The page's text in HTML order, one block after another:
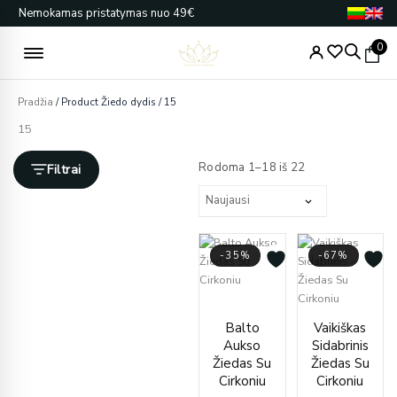
Pereiti
prie
turinio
Nemokamas pristatymas nuo 49€
0
Pradžia / Product Žiedo dydis / 15
15
Filtrai Rodoma 1–18 iš 22pagal
-35%
Balto
Aukso
Žiedas Su
Cirkoniu€328.00
-67%
Vaikiškas
Sidabrinis
Žiedas Su
Cirkoniu
price
was:
price
is: